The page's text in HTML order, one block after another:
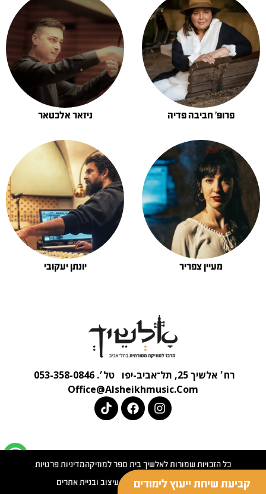
פרופ' חביבה פדיה ניזאר אלכטאר
מעיין צפריר יונתן יעקובי
רח׳ אלשיך 25, תל־אביב-יפו
טל׳. 053-358-0846
Office@alsheikhmusic.com
קביעת שיחת ייעוץ לימודים
כל הזכויות שמורות לאלשיך בית ספר למוזיקהמדיניות פרטיות
ג'וני סטודיו | מיתוג עסקים | עיצוב ובניית אתרים